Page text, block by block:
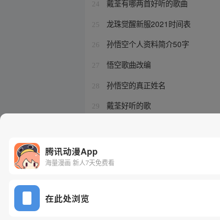
24 戴荃有哪两首好听的歌曲
25 龙珠觉醒新服2021时间表
26 孙悟空个人资料简介50字
27 悟空歌曲改编
28 孙悟空的真正姓名
29 戴荃好听的歌
腾讯动漫App
海量漫画 新人7天免费看
在此处浏览